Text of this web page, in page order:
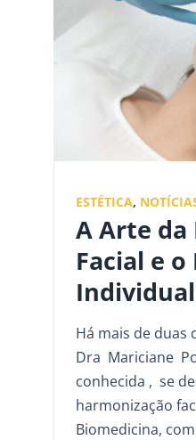
ESTÉTICA,
A Arte da
Facial e
Há mais de duas
Dra Mariciane
conhecida , se
harmonização
Biomedicina,